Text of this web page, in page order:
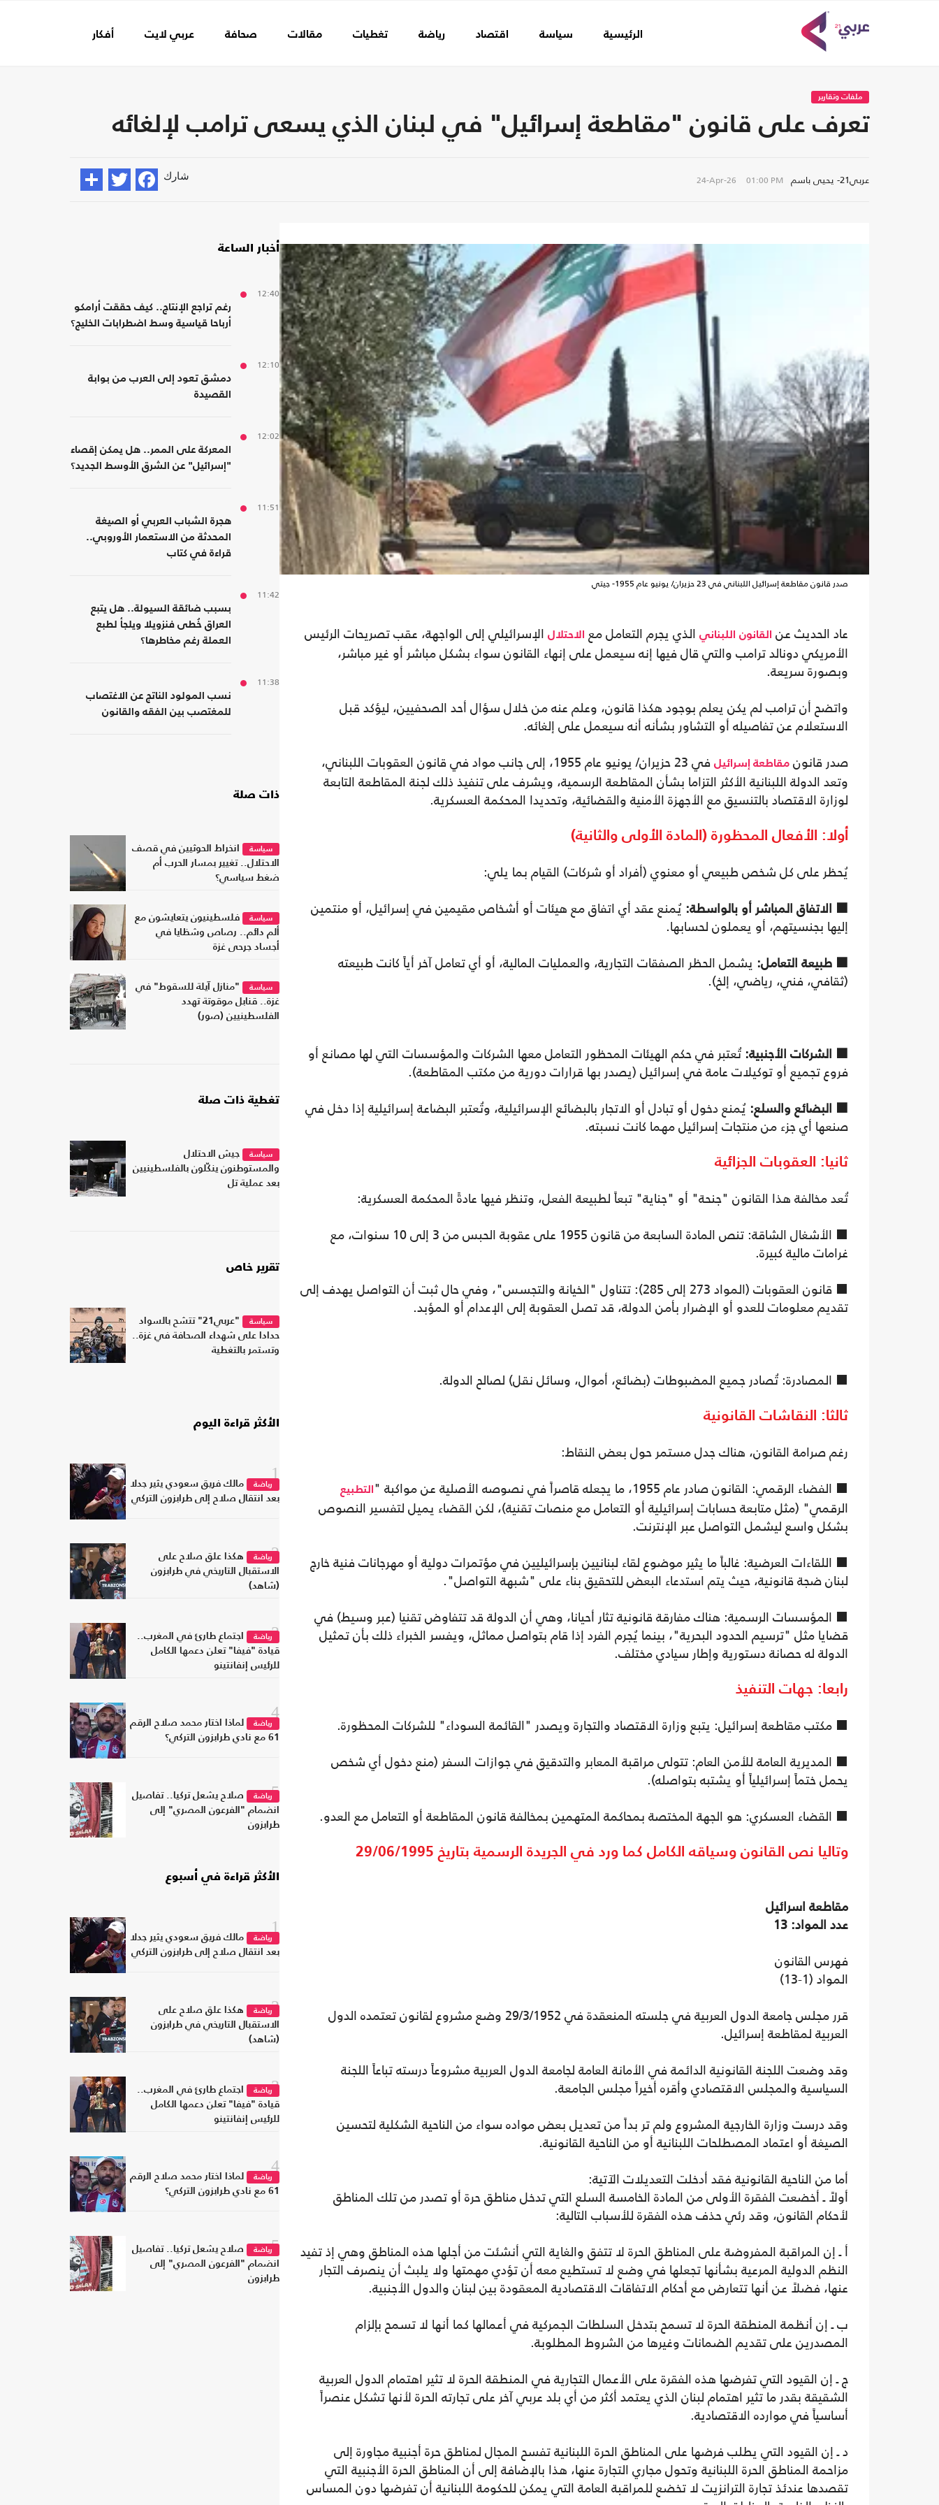
الرئيسية سياسة اقتصاد رياضة تغطيات مقالات صحافة عربي لايت أفكار
ملفات وتقارير
تعرف على قانون "مقاطعة إسرائيل" في لبنان الذي يسعى ترامب لإلغائه
عربي21- يحيى باسم 24-Apr-26 01:00 PM شارك
صدر قانون مقاطعة إسرائيل اللبناني في 23 حزيران/ يونيو عام 1955- جيتي
عاد الحديث عن القانون اللبناني الذي يجرم التعامل مع الاحتلال الإسرائيلي إلى الواجهة، عقب تصريحات الرئيس
الأمريكي دونالد ترامب والتي قال فيها إنه سيعمل على إنهاء القانون سواء بشكل مباشر أو غير مباشر،
وبصورة سريعة.
واتضح أن ترامب لم يكن يعلم بوجود هكذا قانون، وعلم عنه من خلال سؤال أحد الصحفيين، ليؤكد قبل
الاستعلام عن تفاصيله أو التشاور بشأنه أنه سيعمل على إلغائه.
صدر قانون مقاطعة إسرائيل
في 23 حزيران/ يونيو عام 1955، إلى جانب مواد في قانون العقوبات اللبناني،
وتعد الدولة اللبنانية الأكثر التزاما بشأن المقاطعة الرسمية، ويشرف على تنفيذ ذلك لجنة المقاطعة التابعة
لوزارة الاقتصاد بالتنسيق مع الأجهزة الأمنية والقضائية، وتحديدا المحكمة العسكرية.
أولا: الأفعال المحظورة (المادة الأولى والثانية)
يُحظر على كل شخص طبيعي أو معنوي (أفراد أو شركات) القيام بما يلي:
⬛ الاتفاق المباشر أو بالواسطة: يُمنع عقد أي اتفاق مع هيئات أو أشخاص مقيمين في إسرائيل، أو منتمين
إليها بجنسيتهم، أو يعملون لحسابها.
⬛ طبيعة التعامل: يشمل الحظر الصفقات التجارية، والعمليات المالية، أو أي تعامل آخر أياً كانت طبيعته
(ثقافي، فني، رياضي، إلخ).
⬛ الشركات الأجنبية: تُعتبر في حكم الهيئات المحظور التعامل معها الشركات والمؤسسات التي لها مصانع أو
فروع تجميع أو توكيلات عامة في إسرائيل (يصدر بها قرارات دورية من مكتب المقاطعة).
⬛ البضائع والسلع: يُمنع دخول أو تبادل أو الاتجار بالبضائع الإسرائيلية، وتُعتبر البضاعة إسرائيلية إذا دخل في
صنعها أي جزء من منتجات إسرائيل مهما كانت نسبته.
ثانيا: العقوبات الجزائية
تُعد مخالفة هذا القانون "جنحة" أو "جناية" تبعاً لطبيعة الفعل، وتنظر فيها عادةً المحكمة العسكرية:
⬛ الأشغال الشاقة: تنص المادة السابعة من قانون 1955 على عقوبة الحبس من 3 إلى 10 سنوات، مع
غرامات مالية كبيرة.
⬛ قانون العقوبات (المواد 273 إلى 285): تتناول "الخيانة والتجسس"، وفي حال ثبت أن التواصل يهدف إلى
تقديم معلومات للعدو أو الإضرار بأمن الدولة، قد تصل العقوبة إلى الإعدام أو المؤبد.
⬛ المصادرة: تُصادر جميع المضبوطات (بضائع، أموال، وسائل نقل) لصالح الدولة.
ثالثا: النقاشات القانونية
رغم صرامة القانون، هناك جدل مستمر حول بعض النقاط:
⬛ الفضاء الرقمي: القانون صادر عام 1955، ما يجعله قاصراً في نصوصه الأصلية عن مواكبة "
التطبيع
الرقمي" (مثل متابعة حسابات إسرائيلية أو التعامل مع منصات تقنية)، لكن القضاء يميل لتفسير النصوص
بشكل واسع ليشمل التواصل عبر الإنترنت.
⬛ اللقاءات العرضية: غالباً ما يثير موضوع لقاء لبنانيين بإسرائيليين في مؤتمرات دولية أو مهرجانات فنية خارج
لبنان ضجة قانونية، حيث يتم استدعاء البعض للتحقيق بناء على "شبهة التواصل".
⬛ المؤسسات الرسمية: هناك مفارقة قانونية تثار أحيانا، وهي أن الدولة قد تتفاوض تقنيا (عبر وسيط) في
قضايا مثل "ترسيم الحدود البحرية"، بينما يُجرم الفرد إذا قام بتواصل مماثل، ويفسر الخبراء ذلك بأن تمثيل
الدولة له حصانة دستورية وإطار سيادي مختلف.
رابعا: جهات التنفيذ
⬛ مكتب مقاطعة إسرائيل: يتبع وزارة الاقتصاد والتجارة ويصدر "القائمة السوداء" للشركات المحظورة.
⬛ المديرية العامة للأمن العام: تتولى مراقبة المعابر والتدقيق في جوازات السفر (منع دخول أي شخص
يحمل ختماً إسرائيلياً أو يشتبه بتواصله).
⬛ القضاء العسكري: هو الجهة المختصة بمحاكمة المتهمين بمخالفة قانون المقاطعة أو التعامل مع العدو.
وتاليا نص القانون وسياقه الكامل كما ورد في الجريدة الرسمية بتاريخ 29/06/1995
مقاطعة اسرائيل
عدد المواد: 13
فهرس القانون
المواد (1-13)
قرر مجلس جامعة الدول العربية في جلسته المنعقدة في 29/3/1952 وضع مشروع لقانون تعتمده الدول
العربية لمقاطعة إسرائيل.
وقد وضعت اللجنة القانونية الدائمة في الأمانة العامة لجامعة الدول العربية مشروعاً درسته تباعاً اللجنة
السياسية والمجلس الاقتصادي وأقره أخيراً مجلس الجامعة.
وقد درست وزارة الخارجية المشروع ولم تر بداً من تعديل بعض مواده سواء من الناحية الشكلية لتحسين
الصيغة أو اعتماد المصطلحات اللبنانية أو من الناحية القانونية.
أما من الناحية القانونية فقد أدخلت التعديلات الآتية:
أولاً ـ أخضعت الفقرة الأولى من المادة الخامسة السلع التي تدخل مناطق حرة أو تصدر من تلك المناطق
لأحكام القانون، وقد رئي حذف هذه الفقرة للأسباب التالية:
أ ـ إن المراقبة المفروضة على المناطق الحرة لا تتفق والغاية التي أنشئت من أجلها هذه المناطق وهي إذ تفيد
النظم الدولية المرعية بشأنها تجعلها في وضع لا تستطيع معه أن تؤدي مهمتها ولا يلبث أن ينصرف التجار
عنها، فضلاً عن أنها تتعارض مع أحكام الاتفاقات الاقتصادية المعقودة بين لبنان والدول الأجنبية.
ب ـ إن أنظمة المنطقة الحرة لا تسمح بتدخل السلطات الجمركية في أعمالها كما أنها لا تسمح بإلزام
المصدرين على تقديم الضمانات وغيرها من الشروط المطلوبة.
ج ـ إن القيود التي تفرضها هذه الفقرة على الأعمال التجارية في المنطقة الحرة لا تثير اهتمام الدول العربية
الشقيقة بقدر ما تثير اهتمام لبنان الذي يعتمد أكثر من أي بلد عربي آخر على تجارته الحرة لأنها تشكل عنصراً
أساسياً في موارده الاقتصادية.
د ـ إن القيود التي يطلب فرضها على المناطق الحرة اللبنانية تفسح المجال لمناطق حرة أجنبية مجاورة إلى
مزاحمة المناطق الحرة اللبنانية وتحول مجاري التجارة عنها، هذا بالإضافة إلى أن المناطق الحرة الأجنبية التي
تقصدها عندئذ تجارة الترانزيت لا تخضع للمراقبة العامة التي يمكن للحكومة اللبنانية أن تفرضها دون المساس
أخبار الساعة
12:40
رغم تراجع الإنتاج.. كيف حققت أرامكو
أرباحا قياسية وسط اضطرابات الخليج؟
12:10
دمشق تعود إلى العرب من بوابة
القصيدة
12:02
المعركة على الممر.. هل يمكن إقصاء
"إسرائيل" عن الشرق الأوسط الجديد؟
11:51
هجرة الشباب العربي أو الصيغة
المحدثة من الاستعمار الأوروبي..
قراءة في كتاب
11:42
بسبب ضائقة السيولة.. هل يتبع
العراق خُطى فنزويلا ويلجأ لطبع
العملة رغم مخاطرها؟
11:38
نسب المولود الناتج عن الاغتصاب
للمغتصب بين الفقه والقانون
ذات صلة
سياسة
انخراط الحوثيين في قصف
الاحتلال.. تغيير بمسار الحرب أم
ضغط سياسي؟
سياسة
فلسطينيون يتعايشون مع
ألم دائم.. رصاص وشظايا في
أجساد جرحى غزة
سياسة
"منازل آيلة للسقوط" في
غزة.. قنابل موقوتة تهدد
الفلسطينيين (صور)
تغطية ذات صلة
سياسة
جيش الاحتلال
والمستوطنون ينكّلون بالفلسطينيين
بعد عملية تل
تقرير خاص
سياسة
"عربي21" تتشح بالسواد
حدادا على شهداء الصحافة في غزة..
وتستمر بالتغطية
الأكثر قراءة اليوم
1
رياضة
مالك فريق سعودي يثير جدلا
بعد انتقال صلاح إلى طرابزون التركي
2رياضة
هكذا علق صلاح على
الاستقبال التاريخي في طرابزون
(شاهد)
3رياضة
اجتماع طارئ في المغرب..
قيادة "فيفا" تعلن دعمها الكامل
للرئيس إنفانتينو
4
رياضة
لماذا اختار محمد صلاح الرقم
61 مع نادي طرابزون التركي؟
5رياضة
صلاح يشعل تركيا.. تفاصيل
انضمام "الفرعون المصري" إلى
طرابزون
الأكثر قراءة في أسبوع
1
رياضة
مالك فريق سعودي يثير جدلا
بعد انتقال صلاح إلى طرابزون التركي
2رياضة
هكذا علق صلاح على
الاستقبال التاريخي في طرابزون
(شاهد)
3رياضة
اجتماع طارئ في المغرب..
قيادة "فيفا" تعلن دعمها الكامل
للرئيس إنفانتينو
4
رياضة
لماذا اختار محمد صلاح الرقم
61 مع نادي طرابزون التركي؟
5رياضة
صلاح يشعل تركيا.. تفاصيل
انضمام "الفرعون المصري" إلى
طرابزون